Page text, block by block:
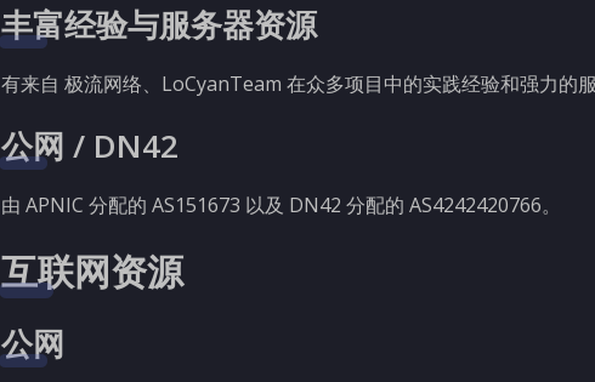
丰富经验与服务器资源
有来自 极流网络、LoCyanTeam 在众多项目中的实践经验和强力的
公网 / DN42
由 APNIC 分配的 AS151673 以及 DN42 分配的 AS4242420766。
互联网资源
公网